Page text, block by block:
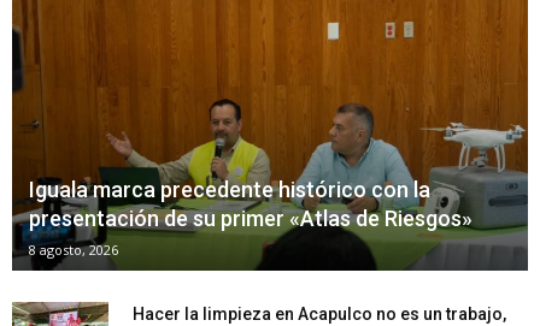
Iguala marca precedente histórico con la
presentación de su primer «Atlas de Riesgos»
8 agosto, 2026
Hacer la limpieza en Acapulco no es un trabajo,